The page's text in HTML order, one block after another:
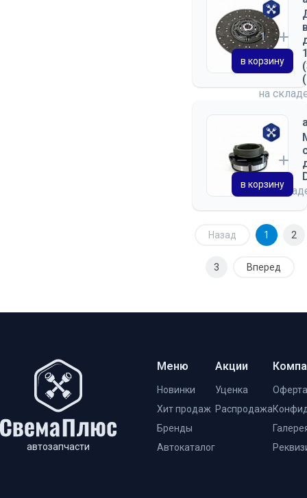
на
в корзину
на
в корзину
Назад 1 2
3 Вперед
автозапчасти
Меню
Новинки
Хит продаж
Бренды
Автокаталог
Акции
Уценка
Распродажа
Оферта